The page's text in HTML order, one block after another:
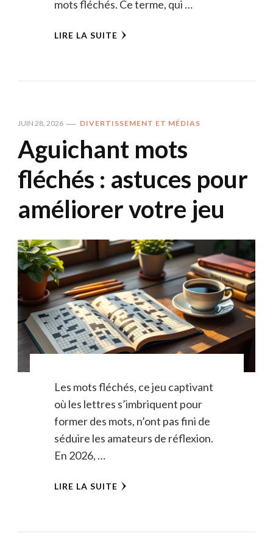
mots fléchés. Ce terme, qui …
LIRE LA SUITE
JUIN 28, 2026 DIVERTISSEMENT ET MÉDIAS
Aguichant mots
fléchés : astuces pour
améliorer votre jeu
Les mots fléchés, ce jeu captivant
où les lettres s’imbriquent pour
former des mots, n’ont pas fini de
séduire les amateurs de réflexion.
En 2026, …
LIRE LA SUITE